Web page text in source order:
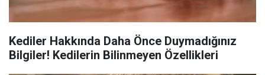
Kediler Hakkında Daha Önce Duymadığınız
Bilgiler! Kedilerin Bilinmeyen Özellikleri